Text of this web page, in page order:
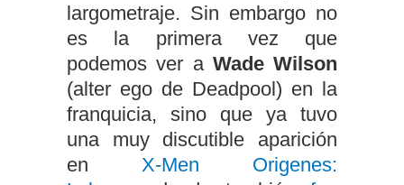
largometraje. Sin embargo no
es la primera vez que
podemos ver a Wade Wilson
(alter ego de Deadpool) en la
franquicia, sino que ya tuvo
una muy discutible aparición
en X-Men Origenes: